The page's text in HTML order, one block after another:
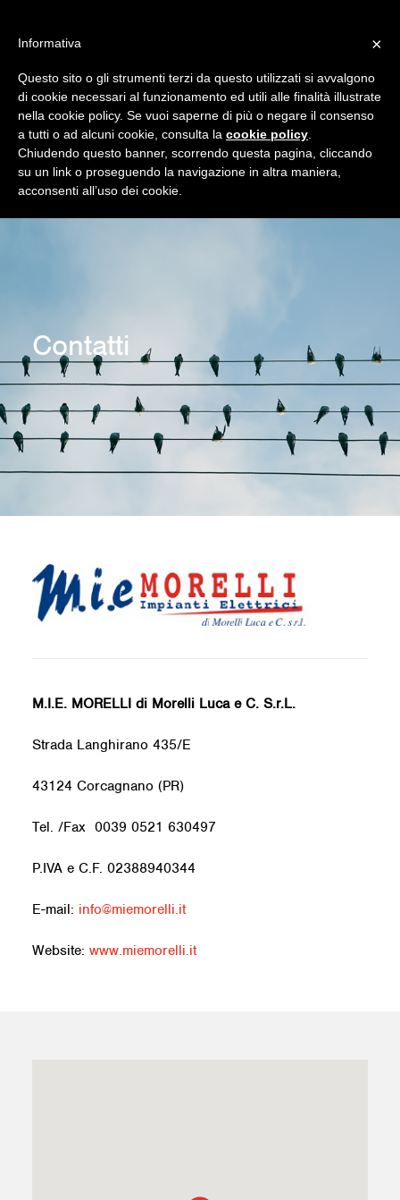
HOME
CHI SIAMO
Contatti
M.I.E. MORELLI di Morelli Luca e C. S.r.L.
Strada Langhirano 435/E
43124 Corcagnano (PR)
Tel. /Fax 0039 0521 630497
P.IVA e C.F. 02388940344
E-mail: info@miemorelli.it
Website: www.miemorelli.it
×
Informativa
Questo sito o gli strumenti terzi da questo utilizzati si avvalgono
di cookie necessari al funzionamento ed utili alle finalità illustrate
nella cookie policy. Se vuoi saperne di più o negare il consenso
a tutti o ad alcuni cookie, consulta la cookie policy
Chiudendo questo banner, scorrendo questa pagina, cliccando
su un link o proseguendo la navigazione in altra maniera,
acconsenti all’uso dei cookie.